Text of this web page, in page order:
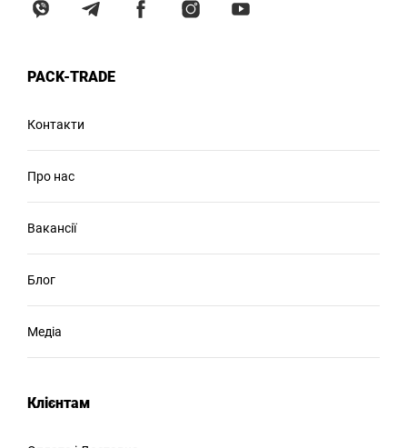
PACK-TRADE
Контакти
Про нас
Вакансії
Блог
Медіа
Клієнтам